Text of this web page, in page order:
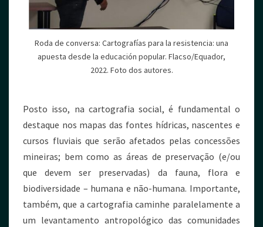
Roda de conversa: Cartografías para la resistencia: una
apuesta desde la educación popular. Flacso/Equador,
2022. Foto dos autores.
Posto isso, na cartografia social, é fundamental o
destaque nos mapas das fontes hídricas, nascentes e
cursos fluviais que serão afetados pelas concessões
mineiras; bem como as áreas de preservação (e/ou
que devem ser preservadas) da fauna, flora e
biodiversidade – humana e não-humana. Importante,
também, que a cartografia caminhe paralelamente a
um levantamento antropológico das comunidades